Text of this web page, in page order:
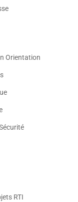
Orientation
RTI